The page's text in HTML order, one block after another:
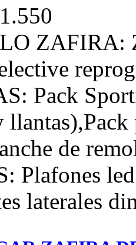
ZAFIRA:
Pack
de
Plafones
laterales